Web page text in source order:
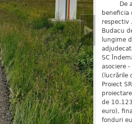
De
beneficia
respectiv
Budacu
lungime
SC
asociere -
(lucrările
Proiect
de
euro),
fonduri